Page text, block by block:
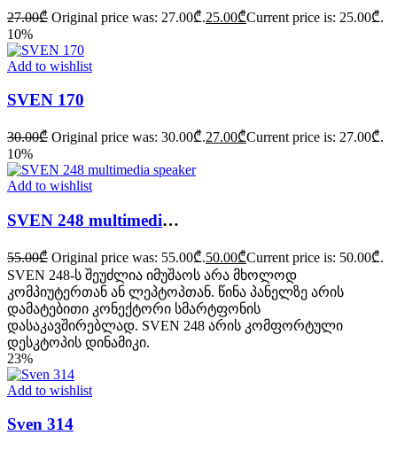
27.00₾ Original price was: 27.00₾.25.00₾Current price is: 25.00₾.
10%
Add to wishlist
SVEN 170
30.00₾ Original price was: 30.00₾.27.00₾Current price is: 27.00₾.
10%
Add to wishlist
SVEN 248 multimedia speaker
55.00₾ Original price was: 55.00₾.50.00₾Current price is: 50.00₾.
SVEN 248-ს შეუძლია იმუშაოს არა მხოლოდ
კომპიუტერთან ან ლეპტოპთან. წინა პანელზე არის
დამატებითი კონექტორი სმარტფონის
დასაკავშირებლად. SVEN 248 არის კომფორტული
დესკტოპის დინამიკი.
23%
Add to wishlist
Sven 314